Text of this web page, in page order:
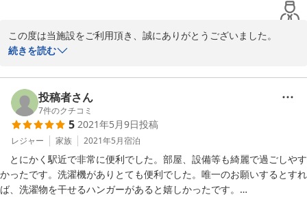
この度は当施設をご利用頂き、誠にありがとうございました。
ご投稿への返信が遅くなり申し訳ございません。
お褒めのお言葉を頂戴し大変光栄でございます。
お一人様でも、どうぞご遠慮なくご利用くださいませ。
今後もスタッフ一同精進してまいりますので、再度福岡へお越しの
際には是非お立ち寄りください。
また近い将来お客様をお出迎えできることを心より願っておりま
す。
ご投稿ありがとうございました。
続きを読む
投稿者さん
7件のクチコミ
5 2021年5月9日投稿
レジャー 家族 2021年5月宿泊
とにかく駅近で非常に便利でした。部屋、設備等も綺麗で過ごしやす
かったです。洗濯機がありとても便利でした。唯一のお願いするとすれ
ば、洗濯物を干せるハンガーがあると嬉しかったです。